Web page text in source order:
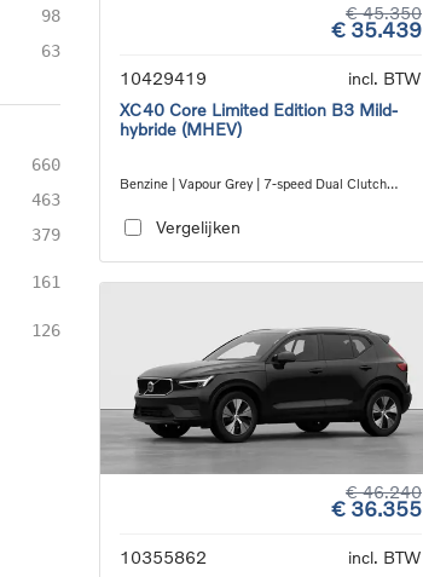
98
63
660
463
379
161
126
€ 45.350
€ 35.439
10429419
incl. BTW
XC40 Core Limited Edition B3 Mild-
hybride (MHEV)
Benzine | Vapour Grey | 7-speed Dual Clutch
Vergelijken
€ 46.240
€ 36.355
10355862
incl. BTW